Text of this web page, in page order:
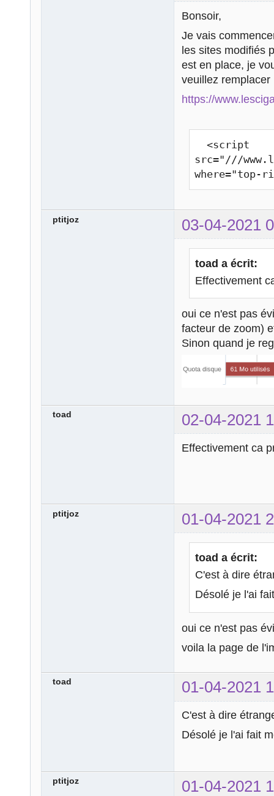
Bonsoir,
Je vais
les sites modifiés
est en place, je
veuillez
https://
  <script
src="///
where="top-
ptitjoz 03-04-2021
toad a écrit:
Effectivement
oui ce n'est pas
facteur de zoom)
Sinon quand je
toad 02-04-2021
Effectivement ca
ptitjoz 01-04-2021
toad a écrit:
C'est à dire
Désolé je l'ai
oui ce n'est pas
voila la page de
toad 01-04-2021
C'est à dire
Désolé je l'ai fait
ptitjoz 01-04-2021